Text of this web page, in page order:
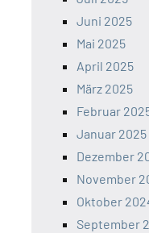
Juni 2025
Mai 2025
April 2025
März 2025
Februar
Januar 2025
Dezember
November
Oktober
September